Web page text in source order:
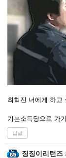
최혁진 너에게 하고
기본소득당으로 가
답글
징징이리턴즈